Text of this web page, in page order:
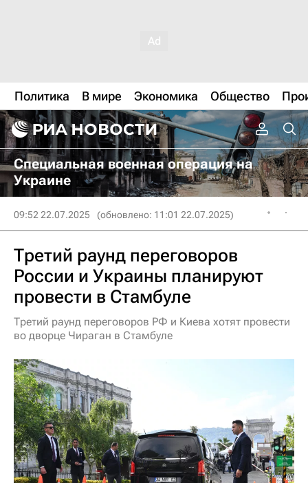
Политика В мире Экономика Общество
Специальная военная операция на
Украине
09:52 22.07.2025 (обновлено: 11:01 22.07.2025)
Третий раунд переговоров
России и Украины планируют
провести в Стамбуле
Третий раунд переговоров РФ и Киева хотят провести
во дворце Чираган в Стамбуле